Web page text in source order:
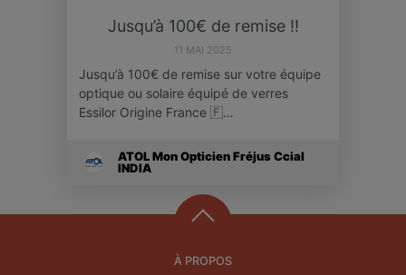
Jusqu’à 100€ de remise ‼️
11 MAI 2025
Jusqu’à 100€ de remise sur votre équipe
optique ou solaire équipé de verres
Essilor Origine France 🇫…
ATOL Mon Opticien Fréjus Ccial
INDIA
À PROPOS